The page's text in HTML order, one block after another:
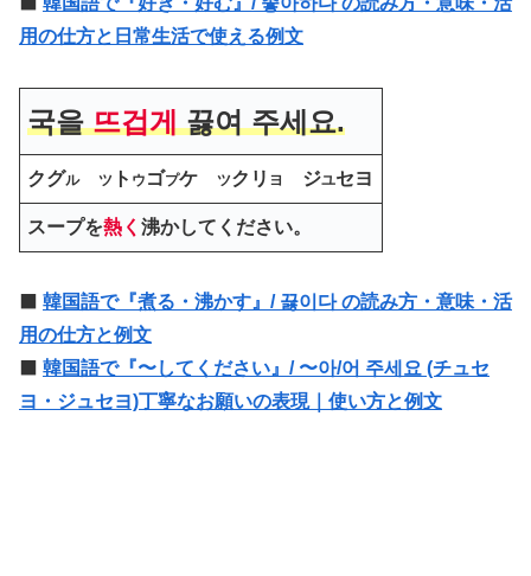
用の仕方と日常生活で使える例文
국을뜨겁게끓여 주세요.
クグル ツ ト ウ ゴプケツクリ ヨ ジユセヨ
スープを熱く沸かしてください。
韓国語で『煮る・沸かす』/ 끓이다 の読み方・意味・活
用の仕方と例文
韓国語で『〜してください』/ 〜아/어 주세요 (チュセ
ヨ・ジュセヨ)丁寧なお願いの表現｜使い方と例文